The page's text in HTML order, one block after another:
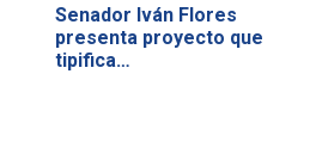
Senador Iván Flores
presenta proyecto que
tipifica…